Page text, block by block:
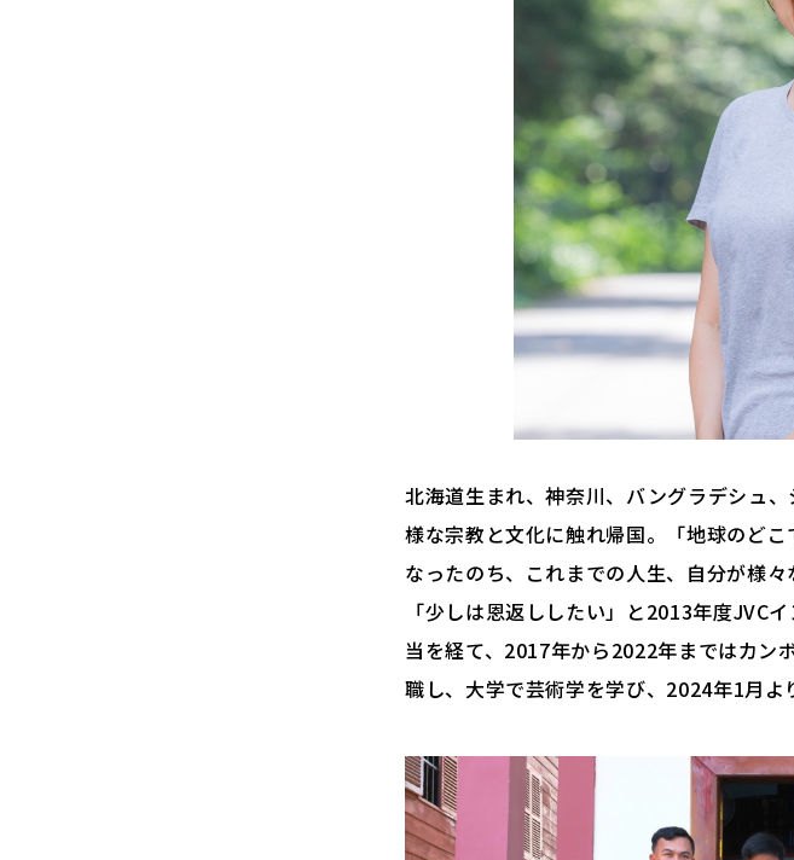
北海道生まれ、神奈川、バングラデシュ
様な宗教と文化に触れ帰国。「地球のど
なったのち、これまでの人生、自分が様
「少しは恩返ししたい」と2013年度JVC
当を経て、2017年から2022年まではカン
職し、大学で芸術学を学び、2024年1月よ